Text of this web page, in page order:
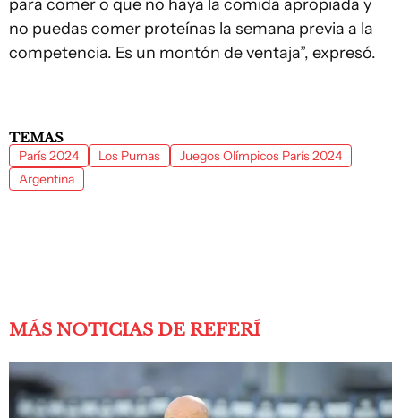
para comer o que no haya la comida apropiada y
no puedas comer proteínas la semana previa a la
competencia. Es un montón de ventaja”, expresó.
TEMAS
París 2024 Los Pumas
Juegos Olímpicos París 2024
Argentina
MÁS NOTICIAS DE REFERÍ